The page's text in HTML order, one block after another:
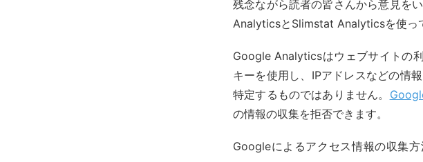
残念ながら読者の皆さんから意見を
AnalyticsとSlimstat Analyticsを使っ
Google Analyticsはウェブサイトの
キーを使用し、IPアドレスなどの情
特定するものではありません。
の情報の収集を拒否できます。
Googleによるアクセス情報の収集方